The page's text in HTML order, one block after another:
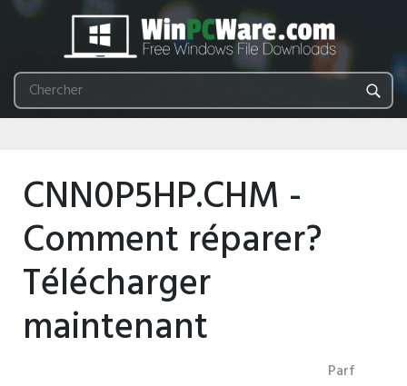
CNN0P5HP.CHM -
Comment réparer?
Télécharger
maintenant
Parf